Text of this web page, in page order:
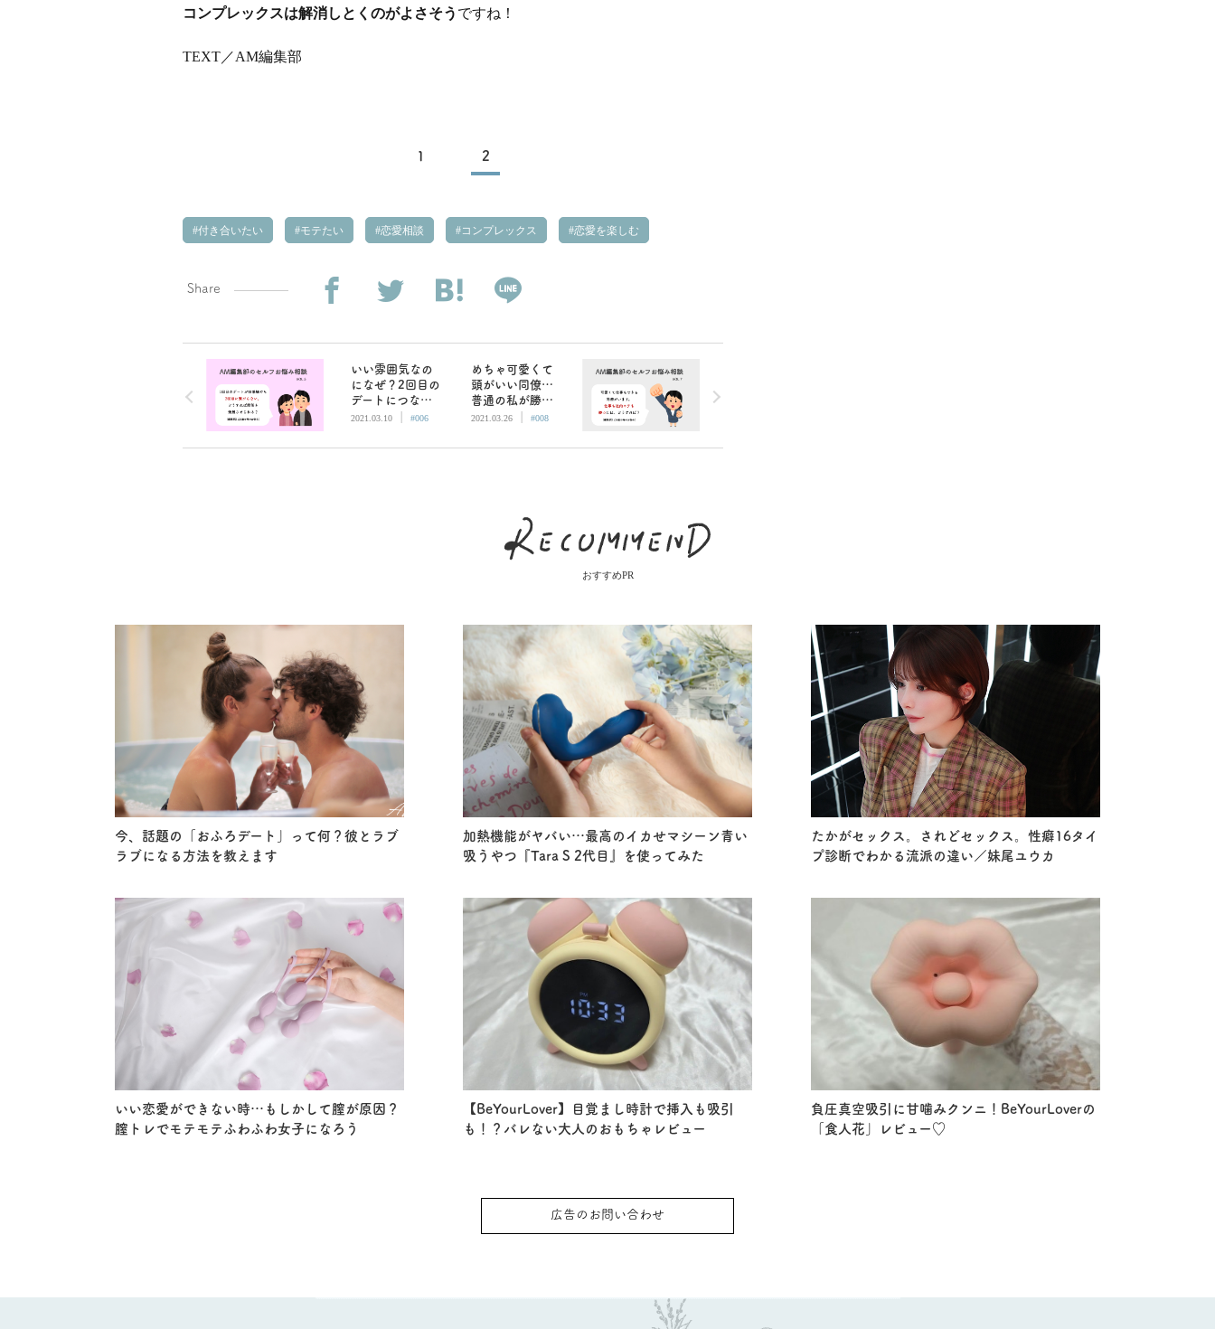
コンプレックスは解消しとくのがよさそう ですね！
TEXT／AM編集部
1 2
付き合いたい モテたい 恋愛相談 コンプレックス 恋愛を楽しむ
Share
いい雰囲気なの
になぜ？2回目の
デートにつなが
りません／AM編
み相談
2021.03.10 #006
めちゃ可愛くて
頭がいい同僚…
普通の私が勝つ
には？／AM編集
相談
2021.03.26 #008
おすすめPR
今、話題の「おふろデート」って何？彼とラブ
ラブになる方法を教えます
加熱機能がヤバい…最高のイカせマシーン青い
吸うやつ『Tara S 2代目』を使ってみた
たかがセックス。されどセックス。性癖16タイ
プ診断でわかる流派の違い／妹尾ユウカ
いい恋愛ができない時…もしかして膣が原因？
膣トレでモテモテふわふわ女子になろう
【BeYourLover】目覚まし時計で挿入も吸引
も！？バレない大人のおもちゃレビュー
負圧真空吸引に甘噛みクンニ！BeYourLoverの
「食人花」レビュー♡
広告のお問い合わせ